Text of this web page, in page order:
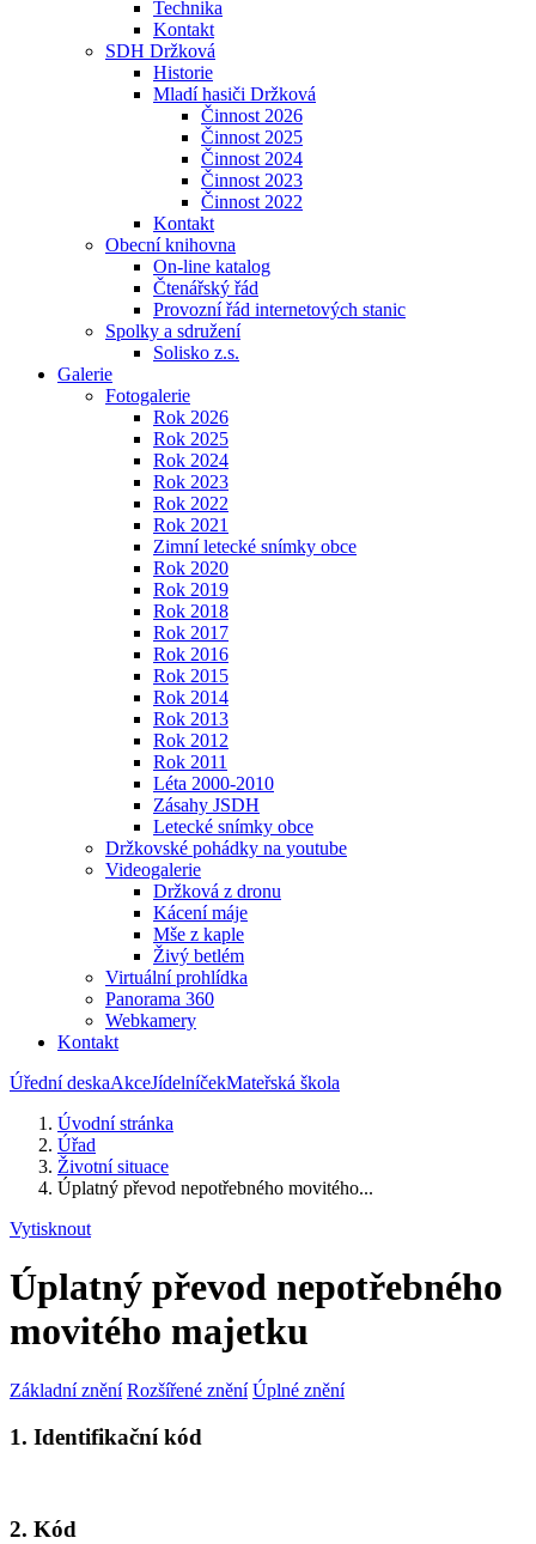
Technika
Kontakt
SDH Držková
Historie
Mladí hasiči Držková
Činnost 2026
Činnost 2025
Činnost 2024
Činnost 2023
Činnost 2022
Kontakt
Obecní knihovna
On-line katalog
Čtenářský řád
Provozní řád internetových stanic
Spolky a sdružení
Solisko z.s.
Galerie
Fotogalerie
Rok 2026
Rok 2025
Rok 2024
Rok 2023
Rok 2022
Rok 2021
Zimní letecké snímky obce
Rok 2020
Rok 2019
Rok 2018
Rok 2017
Rok 2016
Rok 2015
Rok 2014
Rok 2013
Rok 2012
Rok 2011
Léta 2000-2010
Zásahy JSDH
Letecké snímky obce
Držkovské pohádky na youtube
Videogalerie
Držková z dronu
Kácení máje
Mše z kaple
Živý betlém
Virtuální prohlídka
Panorama 360
Webkamery
Kontakt
Úřední deskaAkceJídelníčekMateřská škola
Úvodní stránka
Úřad
Životní situace
Úplatný převod nepotřebného movitého...
Vytisknout
Úplatný převod nepotřebného
movitého majetku
Základní znění Rozšířené znění Úplné znění
1. Identifikační kód
2. Kód